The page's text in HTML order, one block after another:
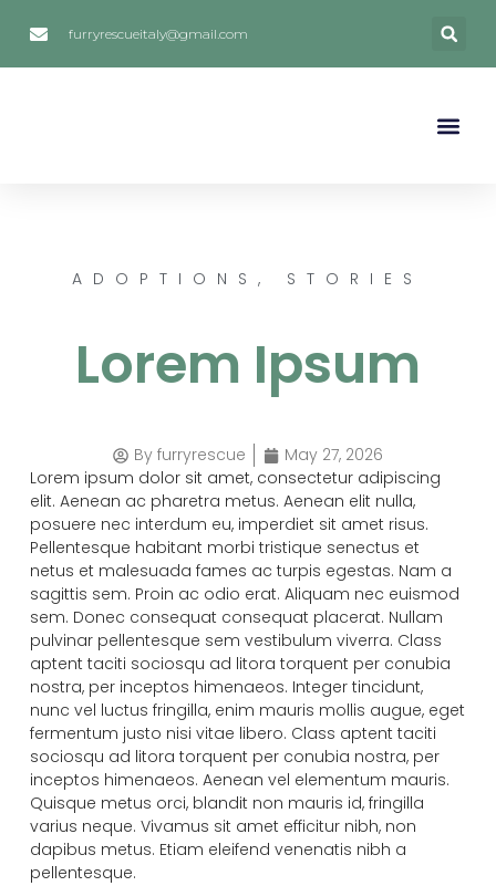
furryrescueitaly@gmail.com
ADOPTIONS, STORIES
Lorem Ipsum
Byfurryrescue
May 27, 2026
Lorem ipsum dolor sit amet, consectetur adipiscing
elit. Aenean ac pharetra metus. Aenean elit nulla,
posuere nec interdum eu, imperdiet sit amet risus.
Pellentesque habitant morbi tristique senectus et
netus et malesuada fames ac turpis egestas. Nam a
sagittis sem. Proin ac odio erat. Aliquam nec euismod
sem. Donec consequat consequat placerat. Nullam
pulvinar pellentesque sem vestibulum viverra. Class
aptent taciti sociosqu ad litora torquent per conubia
nostra, per inceptos himenaeos. Integer tincidunt,
nunc vel luctus fringilla, enim mauris mollis augue, eget
fermentum justo nisi vitae libero. Class aptent taciti
sociosqu ad litora torquent per conubia nostra, per
inceptos himenaeos. Aenean vel elementum mauris.
Quisque metus orci, blandit non mauris id, fringilla
varius neque. Vivamus sit amet efficitur nibh, non
dapibus metus. Etiam eleifend venenatis nibh a
pellentesque.